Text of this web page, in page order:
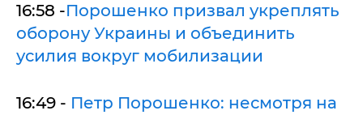
16:58 -Порошенко призвал укреплять
оборону Украины и объединить
усилия вокруг мобилизации
16:49 - Петр Порошенко: несмотря на